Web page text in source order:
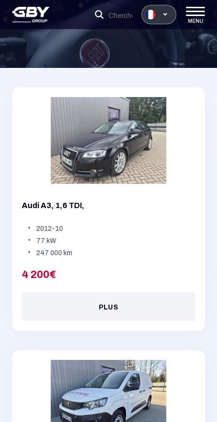
MENU
Audi A3, 1,6 TDI,
2012-10
77 kW
247 000 km
4 200€
PLUS